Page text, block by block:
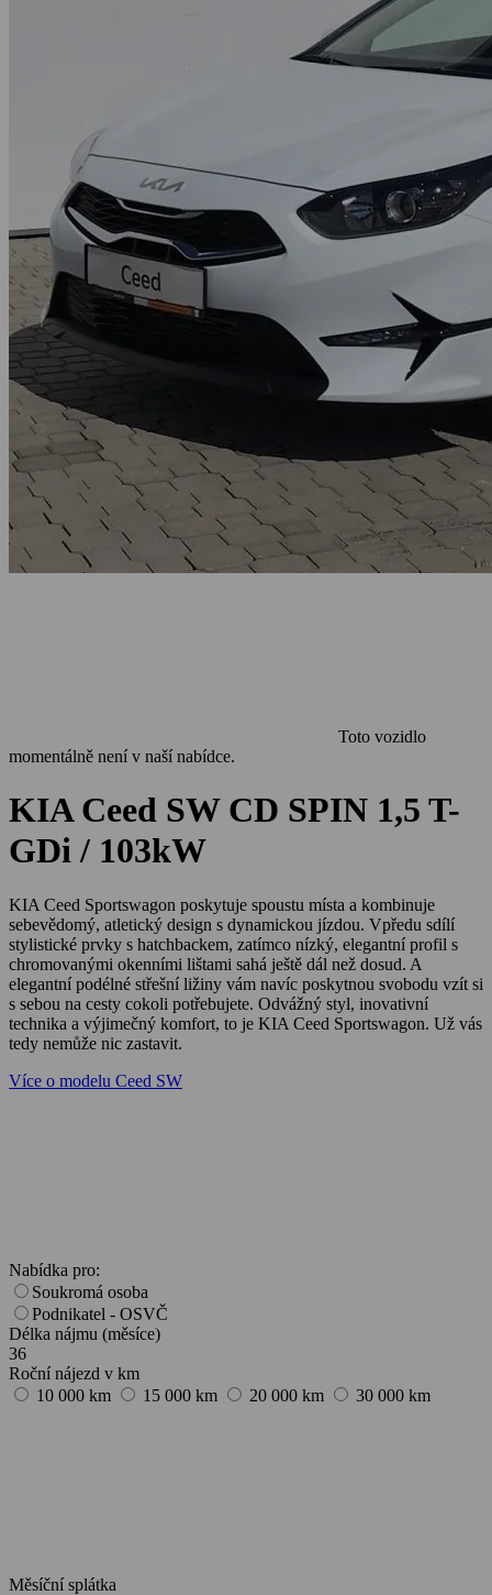
Toto vozidlo
momentálně není v naší nabídce.
KIA Ceed SW CD SPIN 1,5 T-
GDi / 103kW
KIA Ceed Sportswagon poskytuje spoustu místa a kombinuje
sebevědomý, atletický design s dynamickou jízdou. Vpředu sdílí
stylistické prvky s hatchbackem, zatímco nízký, elegantní profil s
chromovanými okenními lištami sahá ještě dál než dosud. A
elegantní podélné střešní ližiny vám navíc poskytnou svobodu vzít si
s sebou na cesty cokoli potřebujete. Odvážný styl, inovativní
technika a výjimečný komfort, to je KIA Ceed Sportswagon. Už vás
tedy nemůže nic zastavit.
Více o modelu Ceed SW
Nabídka pro:
Soukromá osoba
Podnikatel - OSVČ
Délka nájmu (měsíce)
36
Roční nájezd v km
10 000 km
15 000 km 20 000 km 30 000 km
Měsíční splátka